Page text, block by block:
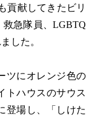
貢献してきたビリ
急隊員、LGBTQ
した。
ツにオレンジ色の
トハウスのサウス
登場し、「しけた